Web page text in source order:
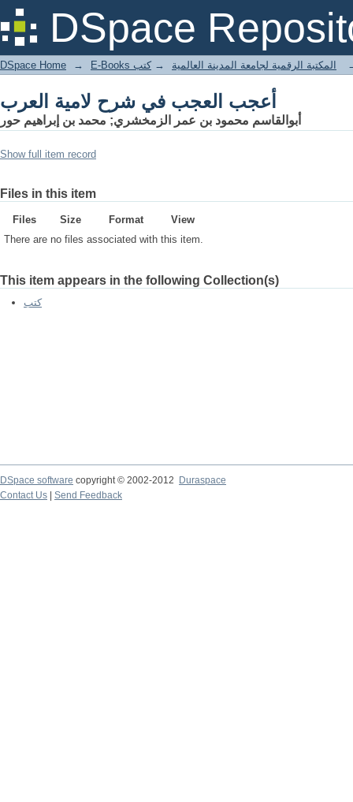
DSpace
أعجب العجب في شرح لامية العرب
DSpace Home → E-Books المكتبة الرقمية لجامعة المدينة العالمية → كتب
أعجب العجب في شرح لامية العرب
أبوالقاسم محمود بن عمر الزمخشري; محمد بن إبراهيم حور
Show full item record
Files in this item
Files Size Format
View
There are no files associated with this item.
This item appears in the following Collection(s)
كتب
DSpace software copyright © 2002-2012
Duraspace
Contact Us
Send Feedback